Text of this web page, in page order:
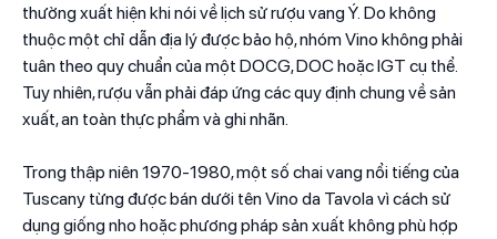
thường xuất hiện khi nói về lịch sử rượu vang Ý. Do không
thuộc một chỉ dẫn địa lý được bảo hộ, nhóm Vino không phải
tuân theo quy chuẩn của một DOCG, DOC hoặc IGT cụ thể.
Tuy nhiên, rượu vẫn phải đáp ứng các quy định chung về sản
xuất, an toàn thực phẩm và ghi nhãn.
Trong thập niên 1970-1980, một số chai vang nổi tiếng của
Tuscany từng được bán dưới tên Vino da Tavola vì cách sử
dụng giống nho hoặc phương pháp sản xuất không phù hợp